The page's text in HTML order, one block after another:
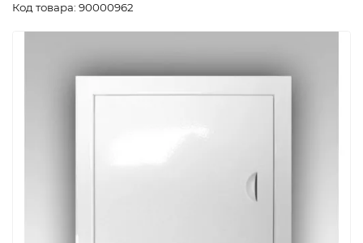
Код товара: 90000962